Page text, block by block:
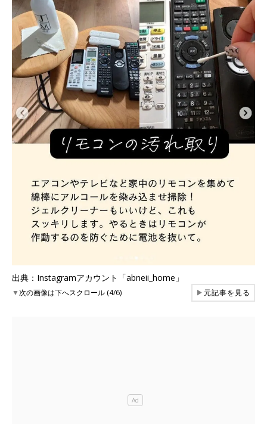
出典：Instagramアカウント「abneii_home」
▼次の画像は下へスクロール (4/6) ▶元記事を見る